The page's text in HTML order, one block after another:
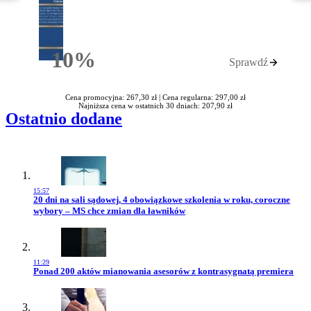
10%Rabatu Sprawdź
Cena promocyjna: 267,30 zł | Cena regularna: 297,00 zł
Najniższa cena w ostatnich 30 dniach: 207,90 zł
Ostatnio dodane
15:57
Przejdź do artykułu:
20 dni na sali sądowej, 4 obowiązkowe szkolenia w roku, coroczne
wybory – MS chce zmian dla ławników
11:29
Przejdź do artykułu:
Ponad 200 aktów mianowania asesorów z kontrasygnatą premiera